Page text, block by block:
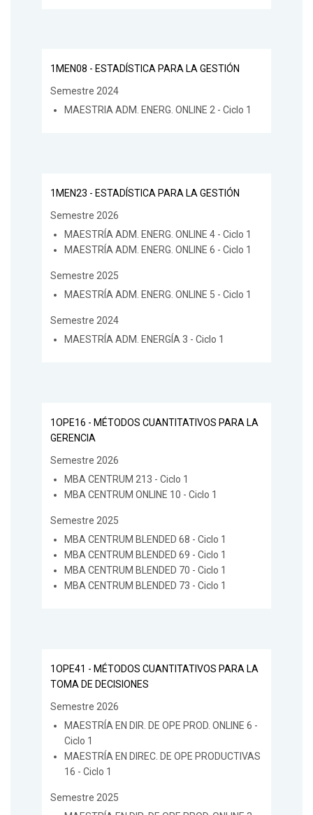
1MEN08 - ESTADÍSTICA PARA LA GESTIÓN
Semestre 2024
MAESTRIA ADM. ENERG. ONLINE 2 - Ciclo 1
1MEN23 - ESTADÍSTICA PARA LA GESTIÓN
Semestre 2026
MAESTRÍA ADM. ENERG. ONLINE 4 - Ciclo 1
MAESTRÍA ADM. ENERG. ONLINE 6 - Ciclo 1
Semestre 2025
MAESTRÍA ADM. ENERG. ONLINE 5 - Ciclo 1
Semestre 2024
MAESTRÍA ADM. ENERGÍA 3 - Ciclo 1
1OPE16 - MÉTODOS CUANTITATIVOS PARA LA
GERENCIA
Semestre 2026
MBA CENTRUM 213 - Ciclo 1
MBA CENTRUM ONLINE 10 - Ciclo 1
Semestre 2025
MBA CENTRUM BLENDED 68 - Ciclo 1
MBA CENTRUM BLENDED 69 - Ciclo 1
MBA CENTRUM BLENDED 70 - Ciclo 1
MBA CENTRUM BLENDED 73 - Ciclo 1
1OPE41 - MÉTODOS CUANTITATIVOS PARA LA
TOMA DE DECISIONES
Semestre 2026
MAESTRÍA EN DIR. DE OPE PROD. ONLINE 6 -
Ciclo 1
MAESTRÍA EN DIREC. DE OPE PRODUCTIVAS
16 - Ciclo 1
Semestre 2025